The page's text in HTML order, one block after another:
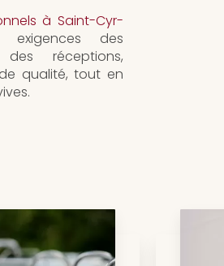
à Saint-Cyr-
des
réceptions,
qualité, tout en